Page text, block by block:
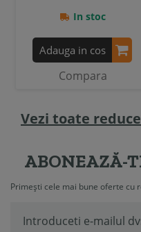
In stoc
Adauga in cos
Compara
Vezi toate
ABONEAZĂ-
Primești cele mai bune oferte cu